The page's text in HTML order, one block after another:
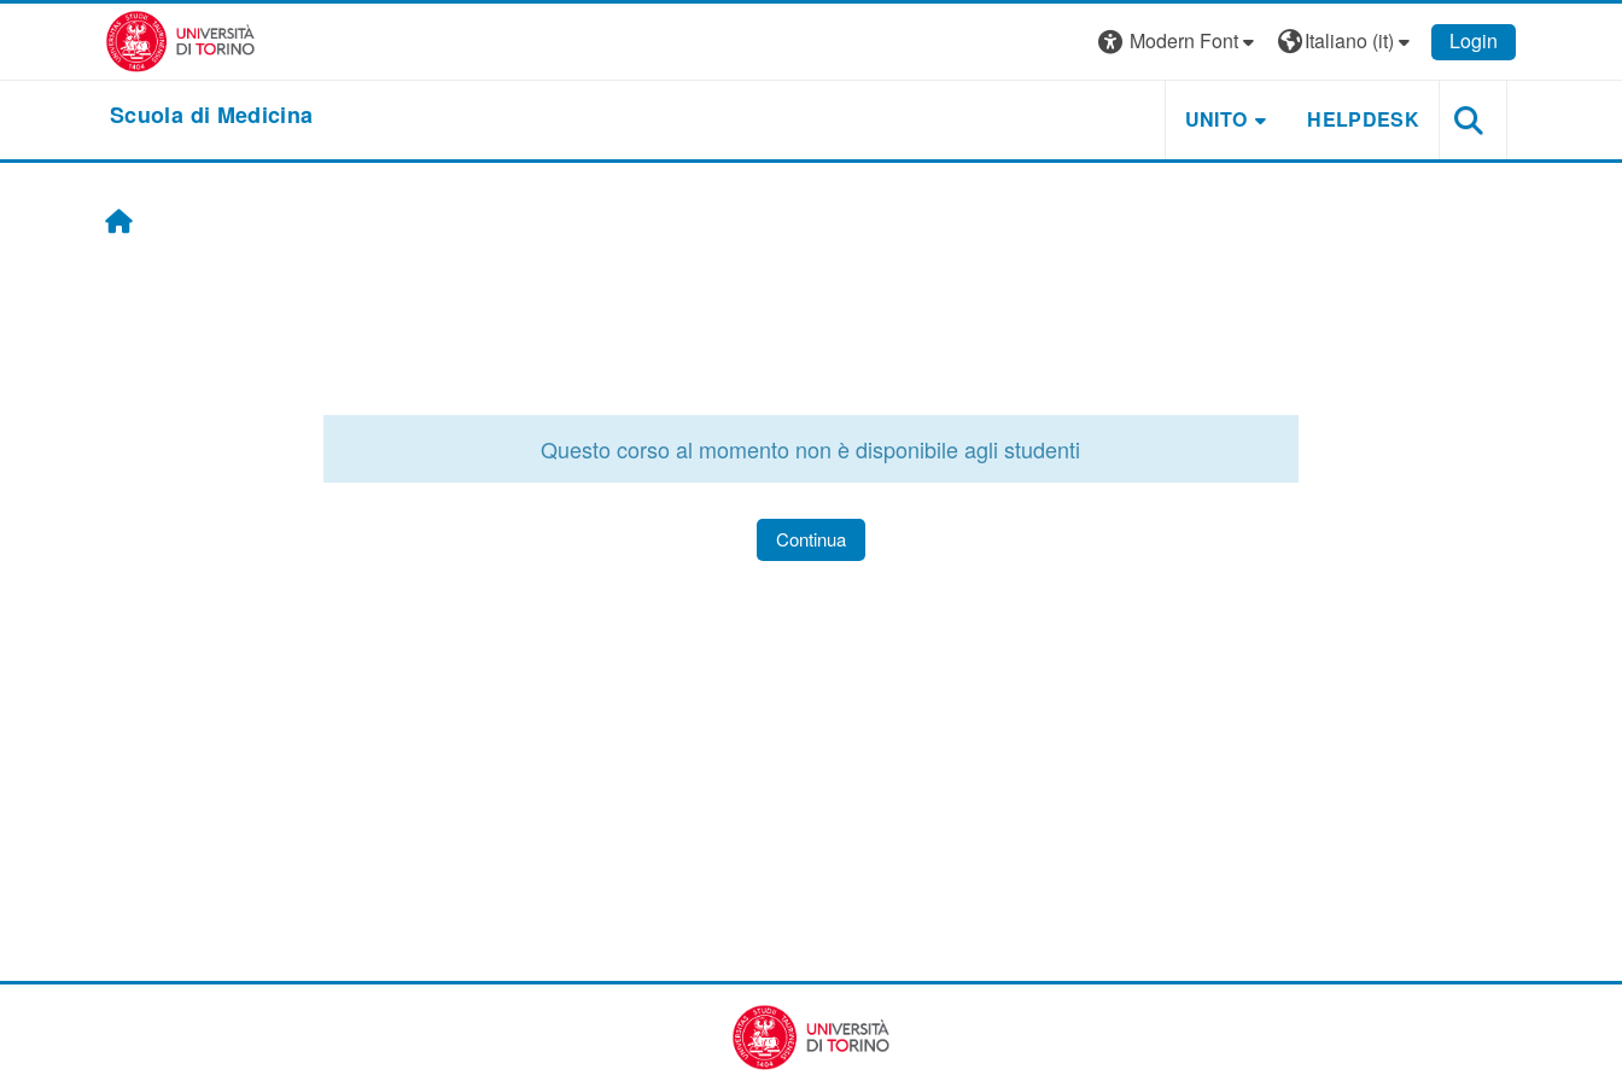
Vai al contenuto principale
Modern Font
Italiano ‎(it)‎ Login
Scuola di Medicina UNITO HELPDESK
Home
Questo corso al momento non è disponibile agli studenti
Continua